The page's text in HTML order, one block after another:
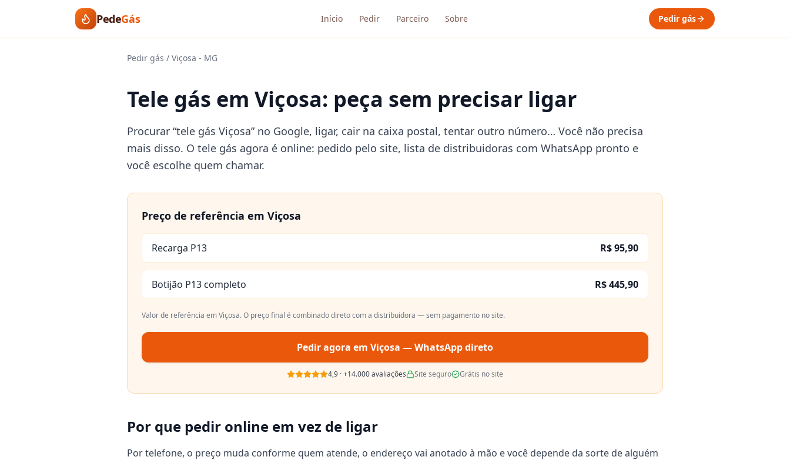
PedeGás Início Pedir Parceiro Sobre Pedir gás
Pedir gás / Viçosa - MG
Tele gás em Viçosa: peça sem precisar ligar
Procurar “tele gás Viçosa” no Google, ligar, cair na caixa postal, tentar outro número… Você não precisa
mais disso. O tele gás agora é online: pedido pelo site, lista de distribuidoras com WhatsApp pronto e
você escolhe quem chamar.
Preço de referência em Viçosa
Recarga P13 R$ 95,90
Botijão P13 completo R$ 445,90
Valor de referência emViçosa. O preço final é combinado direto com a distribuidora — sem pagamento no site.
Pedir agora em Viçosa — WhatsApp direto
4,9 ·+14.000avaliações Site seguro Grátis no site
Por que pedir online em vez de ligar
Por telefone, o preço muda conforme quem atende, o endereço vai anotado à mão e você depende da sorte de alguém